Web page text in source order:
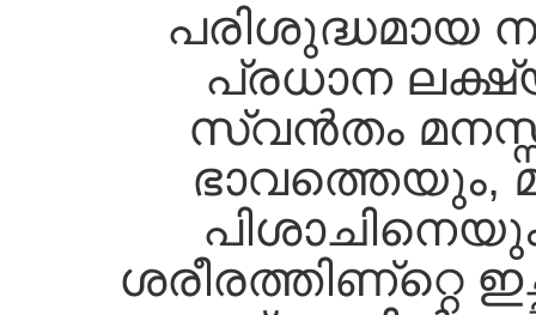
പരിശുദ്ധമായ
പ്രധാന
സ്വന്‍തം
ഭാവത്തെയും,
ശരീരത്തിണ്റ്റെ